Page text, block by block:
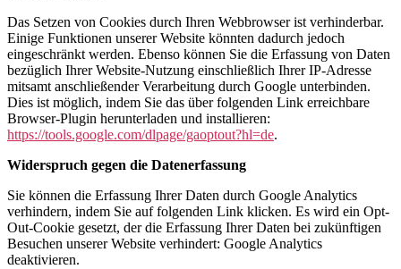
Das Setzen von Cookies durch Ihren Webbrowser ist verhinderbar.
Einige Funktionen unserer Website könnten dadurch jedoch
eingeschränkt werden. Ebenso können Sie die Erfassung von Daten
bezüglich Ihrer Website-Nutzung einschließlich Ihrer IP-Adresse
mitsamt anschließender Verarbeitung durch Google unterbinden.
Dies ist möglich, indem Sie das über folgenden Link erreichbare
Browser-Plugin herunterladen und installieren:
https://tools.google.com/dlpage/gaoptout?hl=de.
Widerspruch gegen die Datenerfassung
Sie können die Erfassung Ihrer Daten durch Google Analytics
verhindern, indem Sie auf folgenden Link klicken. Es wird ein Opt-
Out-Cookie gesetzt, der die Erfassung Ihrer Daten bei zukünftigen
Besuchen unserer Website verhindert: Google Analytics
deaktivieren.